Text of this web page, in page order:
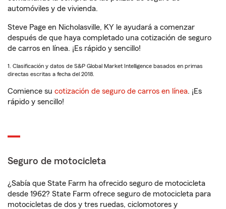
automóviles y de vivienda.
Steve Page en Nicholasville, KY le ayudará a comenzar
después de que haya completado una cotización de seguro
de carros en línea. ¡Es rápido y sencillo!
1. Clasificación y datos de S&P Global Market Intelligence basados en primas
directas escritas a fecha del 2018.
Comience su cotización de seguro de carros en línea. ¡Es
rápido y sencillo!
Seguro de motocicleta
¿Sabía que State Farm ha ofrecido seguro de motocicleta
desde 1962? State Farm ofrece seguro de motocicleta para
motocicletas de dos y tres ruedas, ciclomotores y